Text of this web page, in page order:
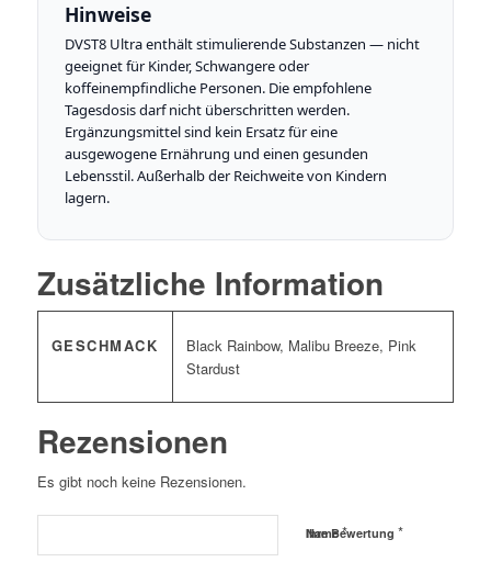
Hinweise
DVST8 Ultra enthält stimulierende Substanzen — nicht
geeignet für Kinder, Schwangere oder
koffeinempfindliche Personen. Die empfohlene
Tagesdosis darf nicht überschritten werden.
Ergänzungsmittel sind kein Ersatz für eine
ausgewogene Ernährung und einen gesunden
Lebensstil. Außerhalb der Reichweite von Kindern
lagern.
Zusätzliche Information
GESCHMACK
Black Rainbow, Malibu Breeze, Pink
Stardust
Rezensionen
Es gibt noch keine Rezensionen.
Name*
Ihre Bewertung *